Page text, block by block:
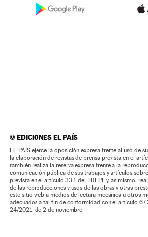
©EDICIONES EL PAÍS
EL PAÍS ejerce la oposición expresa frente al uso de
la elaboración de revistas de prensa prevista en el
también realiza la reserva expresa frente a la
comunicación pública de sus trabajos y artículos
prevista en el artículo 33.1 del TRLPI; y, asimismo,
de las reproducciones y usos de las obras y otras
este sitio web a medios de lectura mecánica u otros
adecuados a tal fin de conformidad con el artículo
24/2021, de 2 de noviembre